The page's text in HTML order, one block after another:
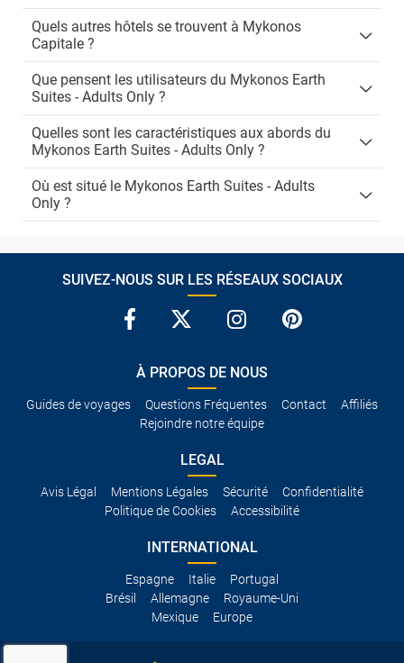
Quels autres hôtels se trouvent à Mykonos
Capitale ?
Que pensent les utilisateurs du Mykonos Earth
Suites - Adults Only ?
Quelles sont les caractéristiques aux abords du
Mykonos Earth Suites - Adults Only ?
Où est situé le Mykonos Earth Suites - Adults
Only ?
SUIVEZ-NOUS SUR LES RÉSEAUX SOCIAUX
À PROPOS DE NOUS
Guides de voyages Questions Fréquentes Contact
Affiliés
Rejoindre notre équipe
LEGAL
Avis Légal Mentions Légales Sécurité
Confidentialité
Politique de Cookies
Accessibilité
INTERNATIONAL
Espagne Italie
Portugal
Brésil
Allemagne
Royaume-Uni
Mexique
Europe